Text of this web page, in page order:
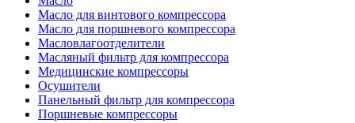
Масло для винтового компрессора
Масло для поршневого компрессора
Масловлагоотделители
Масляный фильтр для компрессора
Медицинские компрессоры
Осушители
Панельный фильтр для компрессора
Поршневые компрессоры